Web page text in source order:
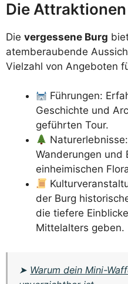
Die
Die vergessene Burg
atemberaubende
Vielzahl von Angeboten
Führungen:
Geschichte und
geführten Tour.
Wanderungen und
einheimischen
der Burg
die tiefere
Mittelalters geben.
➤ Warum dein Mini-